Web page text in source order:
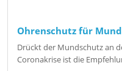
Ohrenschutz für
Drückt der Mundschutz an
Coronakrise ist die